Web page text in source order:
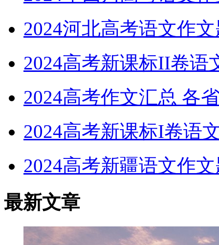
2024河北高考语文作
2024高考新课标II卷语
2024高考作文汇总 各
2024高考新课标I卷语
2024高考新疆语文作
最新文章